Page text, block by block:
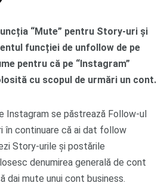
“Mute” pentru Story-uri și
funcției de unfollow de pe
pentru că pe “Instagram”
cu scopul de urmări un cont.
Instagram se păstrează Follow-ul
în continuare că ai dat follow
Story-urile și postările
denumirea generală de cont
dai mute unui cont business.